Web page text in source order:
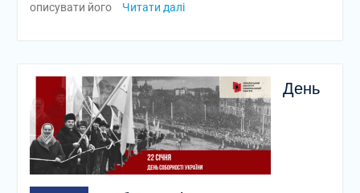
описувати його
Читати далі
День